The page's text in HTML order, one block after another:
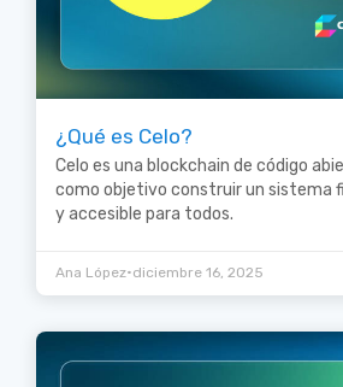
¿Qué es Celo?
Celo es una blockchain de código
como objetivo construir un sistema
y accesible para todos.
Ana López•diciembre 16, 2025